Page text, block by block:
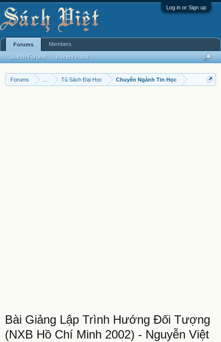
Log in or Sign up
Forums Tủ Sách Đại Học Chuyên Ngành Tin Học
Bài Giảng Lập Trình Hướng Đối Tượng
(NXB Hồ Chí Minh 2002) - Nguyễn Việt
Forums
Search Forums Recent Posts
Members